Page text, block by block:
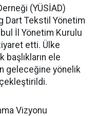
(YÜSİAD)
Dart Tekstil Yönetim
İl Yönetim Kurulu
etti. Ülke
başlıkların ele
geleceğine yönelik
Vizyonu